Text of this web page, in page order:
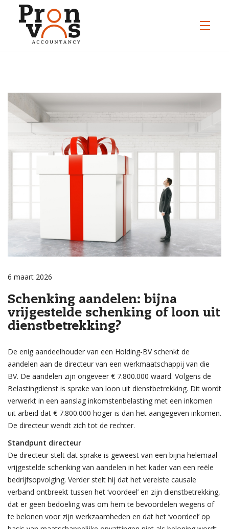
6 maart 2026
Schenking aandelen: bijna
vrijgestelde schenking of loon uit
dienstbetrekking?
De enig aandeelhouder van een Holding-BV schenkt de
aandelen aan de directeur van een werkmaatschappij van die
BV. De aandelen zijn ongeveer € 7.800.000 waard. Volgens de
Belastingdienst is sprake van loon uit dienstbetrekking. Dit wordt
verwerkt in een aanslag inkomstenbelasting met een inkomen
uit arbeid dat € 7.800.000 hoger is dan het aangegeven inkomen.
De directeur wendt zich tot de rechter.
Standpunt directeur
De directeur stelt dat sprake is geweest van een bijna helemaal
vrijgestelde schenking van aandelen in het kader van een reële
bedrijfsopvolging. Verder stelt hij dat het vereiste causale
verband ontbreekt tussen het ‘voordeel’ en zijn dienstbetrekking,
dat er geen bedoeling was om hem te bevoordelen wegens of
te belonen voor zijn werkzaamheden en dat het ‘voordeel’ op